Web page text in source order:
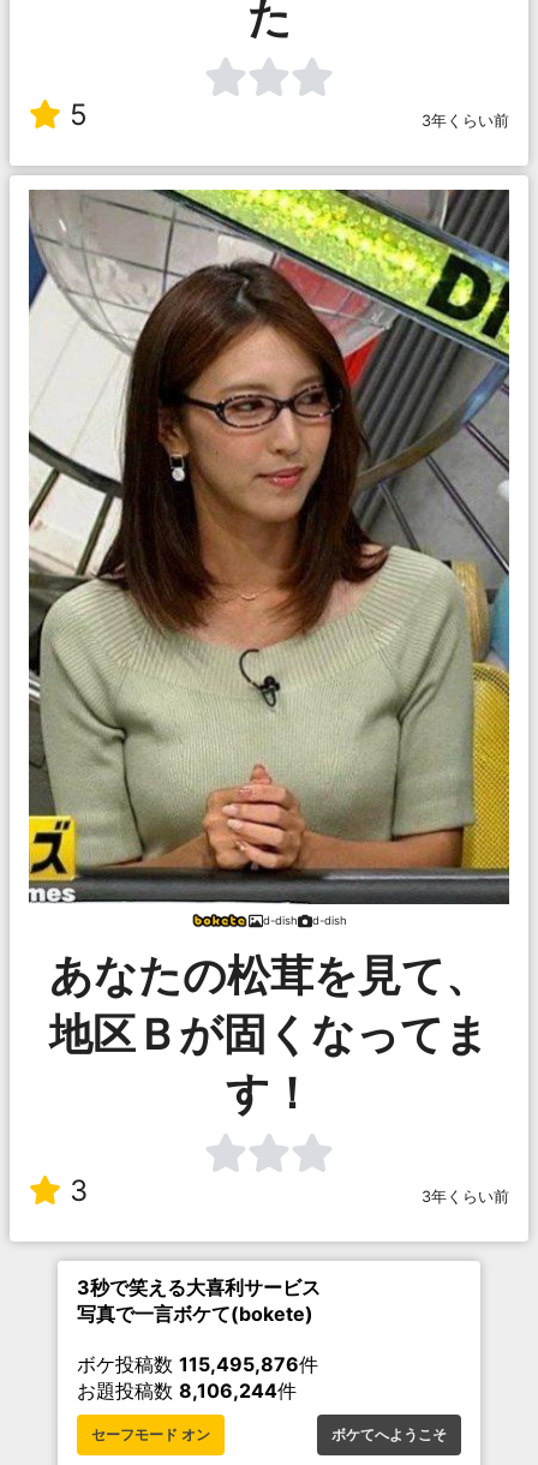
た
5 3年くらい前
d-dish d-dish
あなたの松茸を見て、
地区Ｂが固くなってま
す！
3 3年くらい前
3秒で笑える大喜利サービス
写真で一言ボケて(bokete)
ボケ投稿数 115,495,876件
お題投稿数 8,106,244件
セーフモード オン ボケてへようこそ